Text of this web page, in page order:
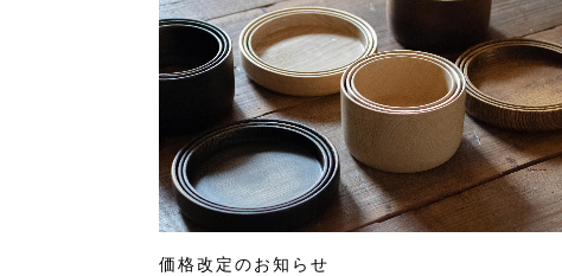
価格改定のお知らせ